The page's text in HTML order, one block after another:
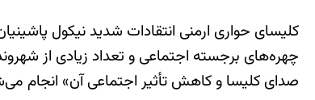
کلیسای حواری ارمنی انتقادات شدید نیکول
چهره‌های برجسته اجتماعی و تعداد زیادی از
صدای کلیسا و کاهش تأثیر اجتماعی آن» انجام